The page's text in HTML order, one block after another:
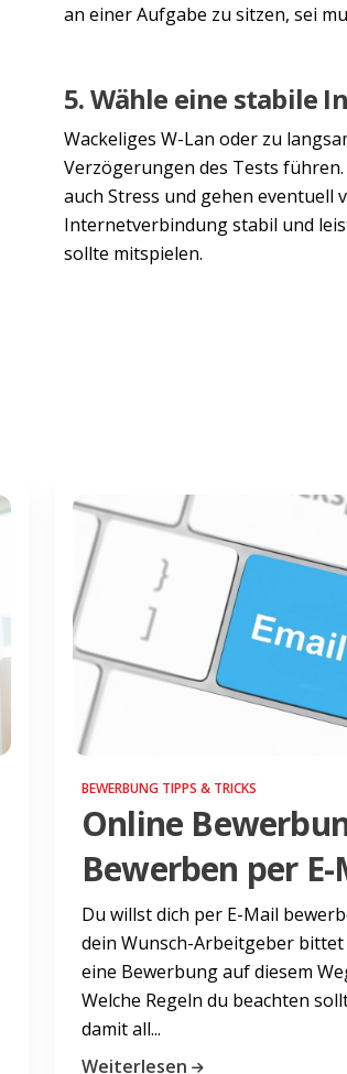
an einer Aufgabe zu sitzen, sei
5. Wähle eine stabile
Wackeliges W-Lan oder zu
Verzögerungen des Tests
auch Stress und gehen eventuell
Internetverbindung stabil und
sollte mitspielen.
BEWERBUNG TIPPS & TRICKS
Online
Bewerben per
Du willst dich per E-Mail
dein Wunsch-Arbeitgeber bittet
eine Bewerbung auf diesem
Welche Regeln du beachten
damit all...
Weiterlesen